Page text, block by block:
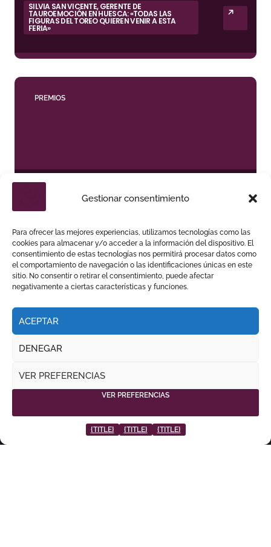
Gestionar consentimiento
Para ofrecer las mejores experiencias, utilizamos tecnologías como las
cookies para almacenar y/o acceder a la información del dispositivo. El
consentimiento de estas tecnologías nos permitirá procesar datos como
el comportamiento de navegación o las identificaciones únicas en este
sitio. No consentir o retirar el consentimiento, puede afectar
negativamente a ciertas características y funciones.
ACEPTAR
DENEGAR
VER PREFERENCIAS
VER PREFERENCIAS
{TITLE} {TITLE} {TITLE}
SILVIA SAN VICENTE, GERENTE DE
TAUROEMOCIÓN EN HUESCA: «TODAS LAS
FIGURAS DEL TOREO QUIEREN VENIR A ESTA
FERIA»
PREMIOS
HONOR DE LAS COLOMBINAS 2026